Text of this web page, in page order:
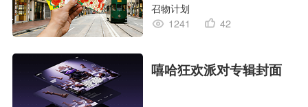
召物计划
1241
42
嘻哈狂欢派对专辑封面